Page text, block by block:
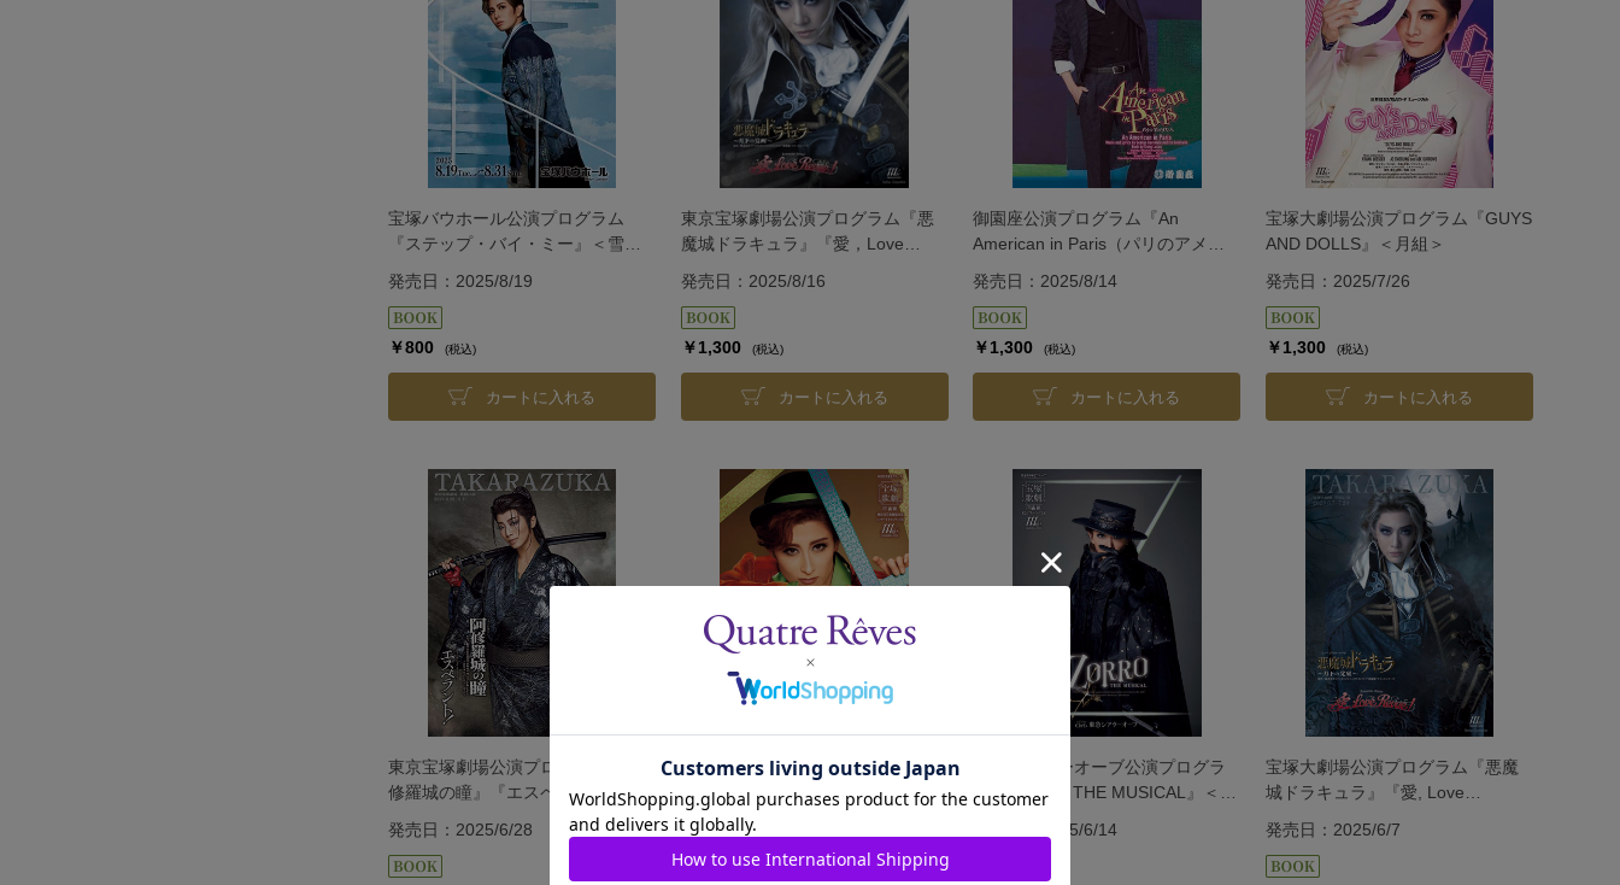
宝塚バウホール公演プログラム
『ステップ・バイ・ミー』＜雪組
発売日：2025/8/19
￥800 (税込)
カートに入れる
東京宝塚劇場公演プログラム『悪
魔城ドラキュラ』『愛，Love
Revue！』＜花組＞
発売日：2025/8/16
￥1,300 (税込)
カートに入れる
御園座公演プログラム『An
American in Paris（パリのアメリ
カ人）』＜雪組＞
発売日：2025/8/14
￥1,300 (税込)
カートに入れる
宝塚大劇場公演プログラム『GUYS
AND DOLLS』＜月組＞
発売日：2025/7/26
￥1,300 (税込)
カートに入れる
東京宝塚劇場公演プログラム『阿
修羅城の瞳』『エスペラント！』
＜星組＞
発売日：2025/6/28
KAAT神奈川芸術劇場公演/シアタ
ー・ドラマシティ公演プログラム
『RED STONE』＜宙組＞
発売日：2025/6/20
東急シアターオーブ公演プログラ
ム『ZORRO THE MUSICAL』＜宙
発売日：2025/6/14
宝塚大劇場公演プログラム『悪魔
城ドラキュラ』『愛, Love
Revue！』＜花組＞
発売日：2025/6/7